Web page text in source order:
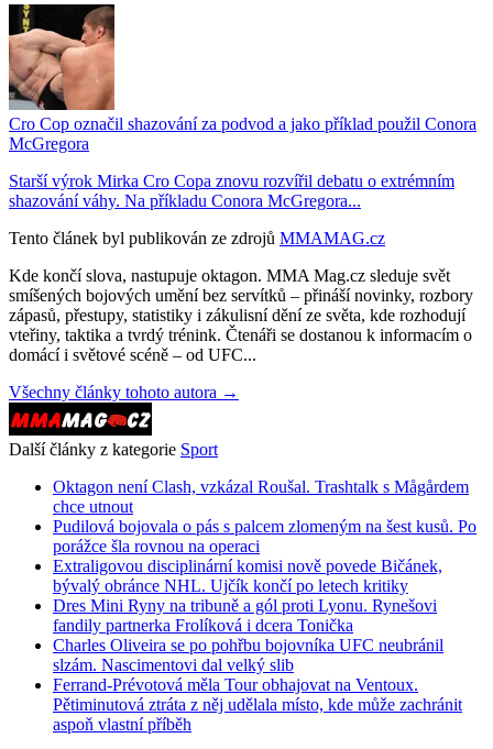
Cro Cop označil shazování za podvod a jako příklad použil Conora
McGregora
Starší výrok Mirka Cro Copa znovu rozvířil debatu o extrémním
shazování váhy. Na příkladu Conora McGregora...
Tento článek byl publikován ze zdrojů MMAMAG.cz
Kde končí slova, nastupuje oktagon. MMA Mag.cz sleduje svět
smíšených bojových umění bez servítků – přináší novinky, rozbory
zápasů, přestupy, statistiky i zákulisní dění ze světa, kde rozhodují
vteřiny, taktika a tvrdý trénink. Čtenáři se dostanou k informacím o
domácí i světové scéně – od UFC...
Všechny články tohoto autora →
Další články z kategorie Sport
Oktagon není Clash, vzkázal Roušal. Trashtalk s Mågårdem
chce utnout
Pudilová bojovala o pás s palcem zlomeným na šest kusů. Po
porážce šla rovnou na operaci
Extraligovou disciplinární komisi nově povede Bičánek,
bývalý obránce NHL. Ujčík končí po letech kritiky
Dres Mini Ryny na tribuně a gól proti Lyonu. Rynešovi
fandily partnerka Frolíková i dcera Tonička
Charles Oliveira se po pohřbu bojovníka UFC neubránil
slzám. Nascimentovi dal velký slib
Ferrand-Prévotová měla Tour obhajovat na Ventoux.
Pětiminutová ztráta z něj udělala místo, kde může zachránit
aspoň vlastní příběh